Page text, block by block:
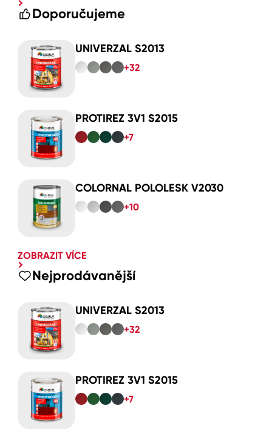
Doporučujeme
UNIVERZAL S2013
+32
PROTIREZ 3V1 S2015
+7
COLORNAL POLOLESK V2030
+10
ZOBRAZIT VÍCE
Nejprodávanější
UNIVERZAL S2013
+32
PROTIREZ 3V1 S2015
+7